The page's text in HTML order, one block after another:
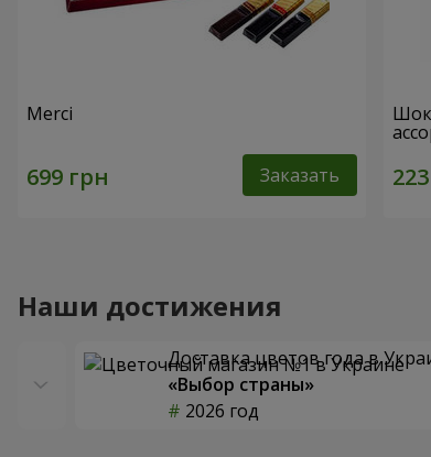
Merci
Заказать
Наши достижения
Доставка цветов года в
«Выбор страны»
2026 год